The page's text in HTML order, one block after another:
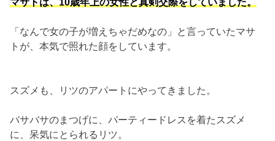
「なんで女の子が増えちゃだめなの」と言っていたマサ
トが、本気で照れた顔をしています。
スズメも、リツのアパートにやってきました。
バサバサのまつげに、パーティードレスを着たスズメ
に、呆気にとられるリツ。